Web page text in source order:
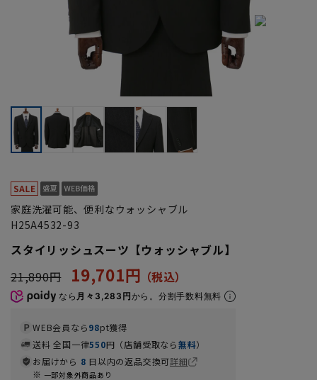
家庭洗濯可能、便利なウォッシャブル
H25A4532-93
スタイリッシュスーツ【ウォッシャブル】
21,890円
19,701円
なら 月々3,283円から。分割手数料無料
WEB会員なら98pt獲得
送料 全国一律550円（店舗受取なら無料）
お届けから 8 日以内の返品交換可詳細
一部対象外商品あり